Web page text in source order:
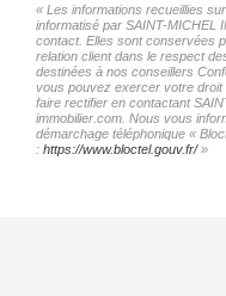
« Les informations recueillies
informatisé par SAINT-MICHEL
contact. Elles sont conservées
relation client dans le respect
destinées à nos conseillers
vous pouvez exercer votre
faire rectifier en contactant
immobilier.com. Nous vous
démarchage téléphonique «
: https://www.bloctel.gouv.fr/»